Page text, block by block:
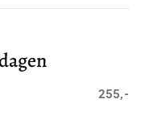
255,-